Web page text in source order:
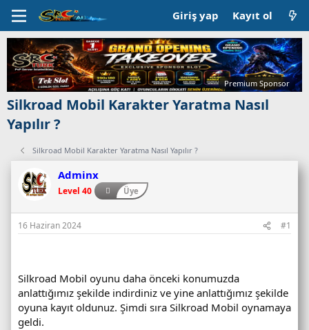
Giriş yap Kayıt ol
Premium Sponsor
Silkroad Mobil Karakter Yaratma Nasıl
Yapılır ?
Silkroad Mobil Karakter Yaratma Nasıl Yapılır ?
Adminx
Level 40 Üye
16 Haziran 2024 #1
Silkroad Mobil oyunu daha önceki konumuzda
anlattığımız şekilde indirdiniz ve yine anlattığımız şekilde
oyuna kayıt oldunuz. Şimdi sıra Silkroad Mobil oynamaya
geldi.